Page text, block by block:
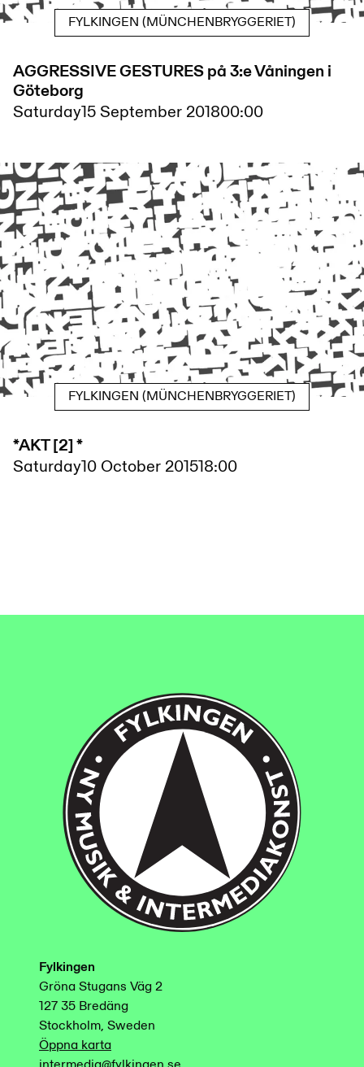
FYLKINGEN (MÜNCHENBRYGGERIET)
AGGRESSIVE GESTURES på 3:e Våningen i
Göteborg
Saturday15 September 201800:00
FYLKINGEN (MÜNCHENBRYGGERIET)
*AKT [2] *
Saturday10 October 201518:00
Fylkingen
Gröna Stugans Väg 2
127 35 Bredäng
Stockholm, Sweden
Öppna karta